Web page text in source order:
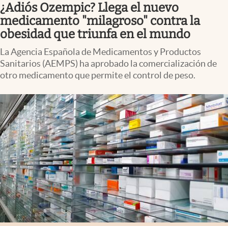
¿Adiós Ozempic? Llega el nuevo
medicamento "milagroso" contra la
obesidad que triunfa en el mundo
La Agencia Española de Medicamentos y Productos
Sanitarios (AEMPS) ha aprobado la comercialización de
otro medicamento que permite el control de peso.